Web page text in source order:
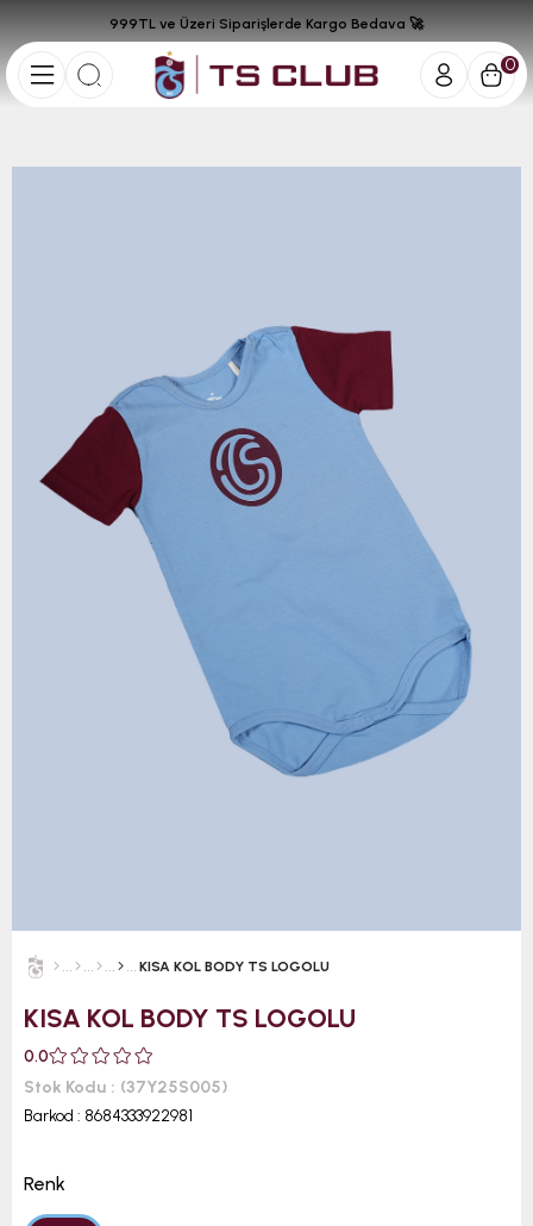
0
999TL ve Üzeri Siparişlerde Kargo Bedava 🚀
KISA KOL BODY TS LOGOLU
KISA KOL BODY TS LOGOLU
0.0
Stok Kodu
(37Y25S005)
Barkod : 8684333922981
Renk